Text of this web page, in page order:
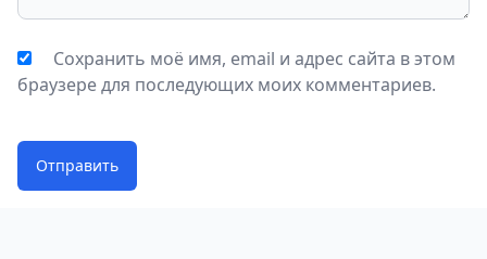
Сохранить моё имя, email и адрес сайта в этом
браузере для последующих моих комментариев.
Отправить